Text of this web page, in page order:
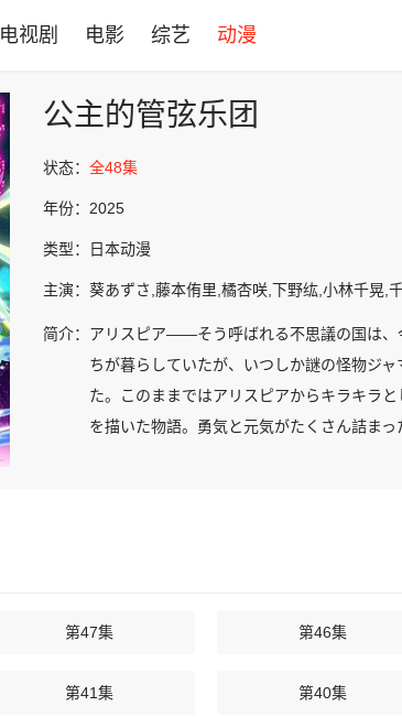
电视剧 电影 综艺 动漫
公主的管弦乐团
状态： 全48集
年份： 2025
类型： 日本动漫
主演： 葵あずさ,藤本侑里,橘杏咲,下野纮,小林千晃,
简介： アリスピア――そう呼ばれる不思議の国は、
ちが暮らしていたが、いつしか謎の怪物ジ
た。このままではアリスピアからキラキラ
を描いた物語。勇気と元気がたくさん詰ま
第47集 第46集
第41集 第40集